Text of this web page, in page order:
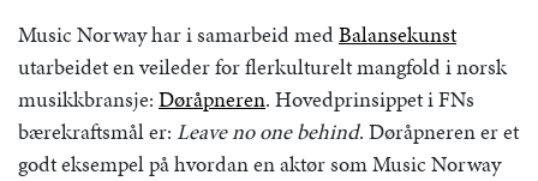
Music Norway har i samarbeid medBalansekunst
utarbeidet en veileder for flerkulturelt mangfold i norsk
musikkbransje: Døråpneren. Hovedprinsippet i FNs
bærekraftsmål er: Leave no one behind. Døråpneren er et
godt eksempel på hvordan en aktør som Music Norway